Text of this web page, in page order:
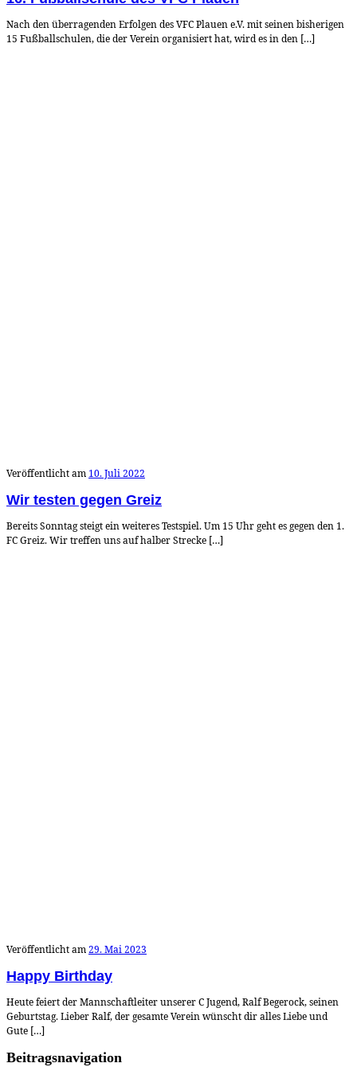
Nach den überragenden Erfolgen des VFC Plauen e.V. mit seinen bisherigen
15 Fußballschulen, die der Verein organisiert hat, wird es in den […]
Veröffentlicht am 10. Juli 2022
Wir testen gegen Greiz
Bereits Sonntag steigt ein weiteres Testspiel. Um 15 Uhr geht es gegen den 1.
FC Greiz. Wir treffen uns auf halber Strecke […]
Veröffentlicht am29. Mai 2023
Happy Birthday
Heute feiert der Mannschaftleiter unserer C Jugend, Ralf Begerock, seinen
Geburtstag. Lieber Ralf, der gesamte Verein wünscht dir alles Liebe und
Gute […]
Beitragsnavigation